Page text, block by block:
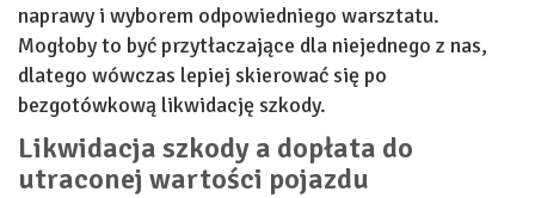
naprawy i wyborem odpowiedniego warsztatu.
Mogłoby to być przytłaczające dla niejednego z nas,
dlatego wówczas lepiej skierować się po
bezgotówkową likwidację szkody.
Likwidacja szkody a dopłata do
utraconej wartości pojazdu